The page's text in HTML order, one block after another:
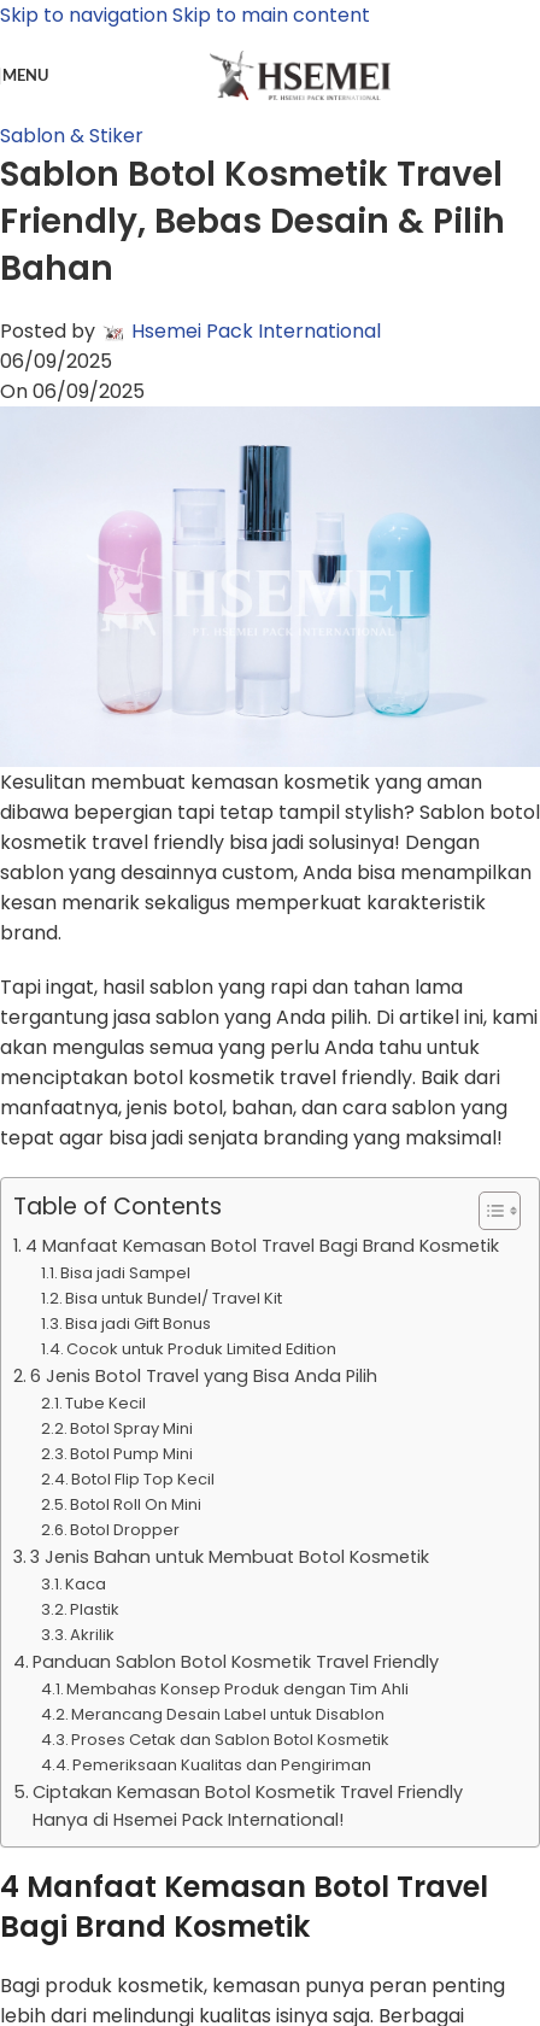
Skip to navigationSkip to main content
MENU
Sablon & Stiker
Sablon Botol Kosmetik Travel
Friendly, Bebas Desain & Pilih
Bahan
Posted by
Hsemei Pack International
06/09/2025
On 06/09/2025
Kesulitan membuat kemasan kosmetik yang aman
dibawa bepergian tapi tetap tampil stylish? Sablon botol
kosmetik travel friendly bisa jadi solusinya! Dengan
sablon yang desainnya custom, Anda bisa menampilkan
kesan menarik sekaligus memperkuat karakteristik
brand.
Tapi ingat, hasil sablon yang rapi dan tahan lama
tergantung jasa sablon yang Anda pilih. Di artikel ini, kami
akan mengulas semua yang perlu Anda tahu untuk
menciptakan botol kosmetik travel friendly. Baik dari
manfaatnya, jenis botol, bahan, dan cara sablon yang
tepat agar bisa jadi senjata branding yang maksimal!
Table of Contents
4 Manfaat Kemasan Botol Travel Bagi Brand Kosmetik
Bisa jadi Sampel
Bisa untuk Bundel/ Travel Kit
Bisa jadi Gift Bonus
Cocok untuk Produk Limited Edition
6 Jenis Botol Travel yang Bisa Anda Pilih
Tube Kecil
Botol Spray Mini
Botol Pump Mini
Botol Flip Top Kecil
Botol Roll On Mini
Botol Dropper
3 Jenis Bahan untuk Membuat Botol Kosmetik
Kaca
Plastik
Akrilik
Panduan Sablon Botol Kosmetik Travel Friendly
Membahas Konsep Produk dengan Tim Ahli
Merancang Desain Label untuk Disablon
Proses Cetak dan Sablon Botol Kosmetik
Pemeriksaan Kualitas dan Pengiriman
Ciptakan Kemasan Botol Kosmetik Travel Friendly
Hanya di Hsemei Pack International!
4 Manfaat Kemasan Botol Travel
Bagi Brand Kosmetik
Bagi produk kosmetik, kemasan punya peran penting
lebih dari melindungi kualitas isinya saja. Berbagai